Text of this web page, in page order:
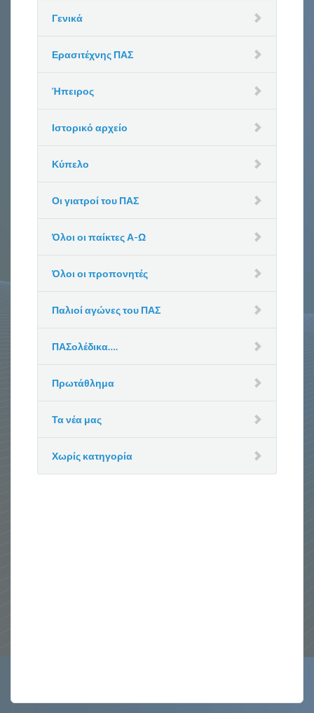
Γενικά
Ερασιτέχνης ΠΑΣ
Ήπειρος
Ιστορικό αρχείο
Κύπελο
Οι γιατροί του ΠΑΣ
Όλοι οι παίκτες Α-Ω
Όλοι οι προπονητές
Παλιοί αγώνες του ΠΑΣ
ΠΑΣολέδικα….
Πρωτάθλημα
Τα νέα μας
Χωρίς κατηγορία